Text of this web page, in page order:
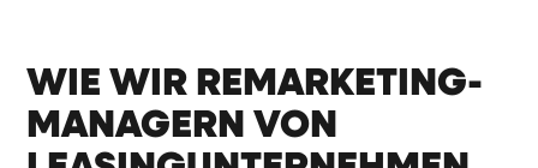
WIE WIR REMARKETING-
MANAGERN VON